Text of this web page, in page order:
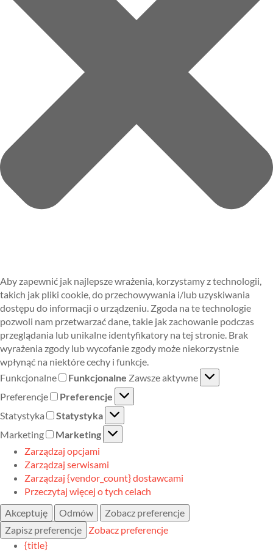
Aby zapewnić jak najlepsze wrażenia, korzystamy z technologii,
takich jak pliki cookie, do przechowywania i/lub uzyskiwania
dostępu do informacji o urządzeniu. Zgoda na te technologie
pozwoli nam przetwarzać dane, takie jak zachowanie podczas
przeglądania lub unikalne identyfikatory na tej stronie. Brak
wyrażenia zgody lub wycofanie zgody może niekorzystnie
wpłynąć na niektóre cechy i funkcje.
Funkcjonalne
Funkcjonalne Zawsze aktywne
Preferencje
Preferencje
Statystyka
Statystyka
Marketing
Marketing
Zarządzaj opcjami
Zarządzaj serwisami
Zarządzaj {vendor_count} dostawcami
Przeczytaj więcej o tych celach
Akceptuję
Odmów
Zobacz preferencje
Zapisz preferencje
Zobacz preferencje
{title}